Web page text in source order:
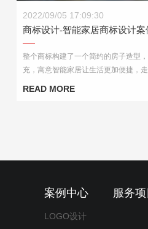
商标设计-智能家居商标设计案例
2022/09/05 17:09:30
商标设计-智能家居商标设计案
整个商标构建了一个简约的房子造型
充，寓意智能家居让生活更加便捷，走
READ MORE
案例中心
LOGO设计
服务项